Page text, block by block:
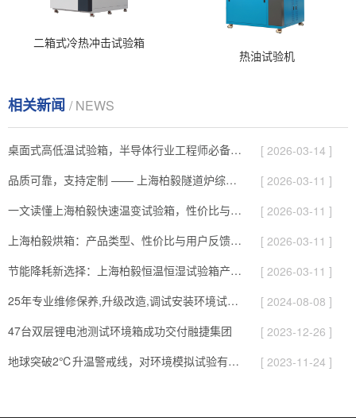
二箱式冷热冲击试验箱
热油试验机
相关新闻 / NEWS
桌面式高低温试验箱，半导体行业工程师必备的测试神器
[ 2026-03-14 ]
品质可靠，支持定制 —— 上海柏毅隧道炉综合解析
[ 2026-03-11 ]
一文读懂上海柏毅快速温变试验箱，性价比与服务综合介绍
[ 2026-03-11 ]
上海柏毅烘箱：产品类型、性价比与用户反馈总结
[ 2026-03-11 ]
节能降耗新选择：上海柏毅恒温恒湿试验箱产品与应用亮点
[ 2026-03-11 ]
25年专业维修保养,升级改造,调试安装环境试验设备
[ 2024-08-08 ]
47台双层锂电池测试环境箱成功交付融捷集团
[ 2023-12-26 ]
地球突破2℃升温警戒线，对环境模拟试验有哪些影响
[ 2023-11-24 ]